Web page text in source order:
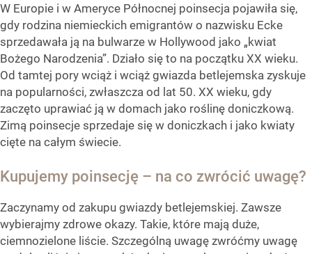
W Europie i w Ameryce Północnej poinsecja pojawiła się,
gdy rodzina niemieckich emigrantów o nazwisku Ecke
sprzedawała ją na bulwarze w Hollywood jako „kwiat
Bożego Narodzenia”. Działo się to na początku XX wieku.
Od tamtej pory wciąż i wciąż gwiazda betlejemska zyskuje
na popularności, zwłaszcza od lat 50. XX wieku, gdy
zaczęto uprawiać ją w domach jako roślinę doniczkową.
Zimą poinsecje sprzedaje się w doniczkach i jako kwiaty
cięte na całym świecie.
Kupujemy poinsecję – na co zwrócić uwagę?
Zaczynamy od zakupu gwiazdy betlejemskiej. Zawsze
wybierajmy zdrowe okazy. Takie, które mają duże,
ciemnozielone liście. Szczególną uwagę zwróćmy uwagę